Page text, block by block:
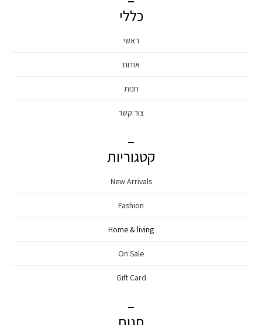
כללי
ראשי
אודות
חנות
צור קשר
קטגוריות
New Arrivals
Fashion
Home & living
On Sale
Gift Card